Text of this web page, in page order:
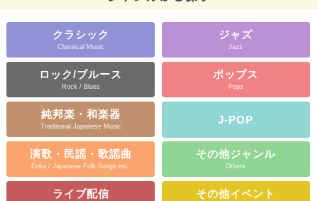
クラシック
Classical Music
ジャズ
Jazz
ロック/ブルース
Rock / Blues
ポップス
Pops
純邦楽・和楽器
Traditional Japanese Music
J-POP
演歌・民謡・歌謡曲
Enka / Japanese Folk Songs etc.
その他ジャンル
Others
ライブ配信 その他イベント